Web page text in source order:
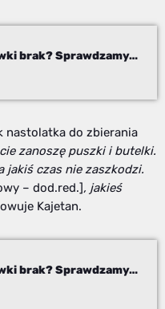
Automaty pełne, gotówki brak? Sprawdzamy, jak działa system kaucyjny
nastolatka do zbierania
zanoszę puszki i butelki.
jakiś czas nie zaszkodzi.
– dod.red.], jakieś
Kajetan.
Automaty pełne, gotówki brak? Sprawdzamy, jak działa system kaucyjny